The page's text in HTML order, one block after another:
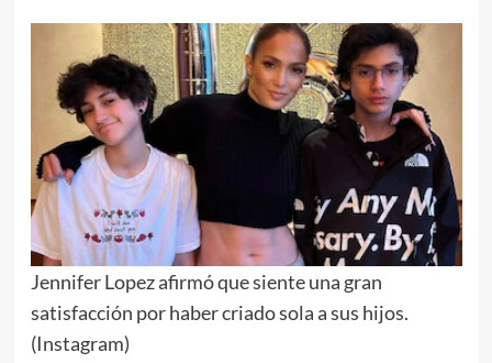
Jennifer Lopez afirmó que siente una gran
satisfacción por haber criado sola a sus hijos.
(Instagram)